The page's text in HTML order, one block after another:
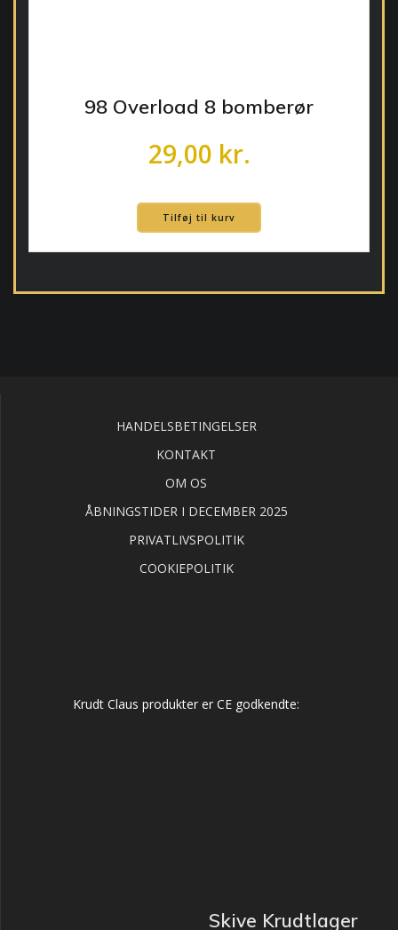
98 Overload 8 bomberør
29,00 kr.
Tilføj til kurv
HANDELSBETINGELSER
KONTAKT
OM OS
ÅBNINGSTIDER I DECEMBER 2025
PRIVATLIVSPOLITIK
COOKIEPOLITIK
Krudt Claus produkter er CE godkendte:
Skive Krudtlager